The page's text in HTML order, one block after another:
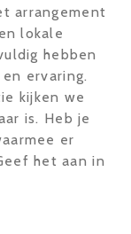
arrangement
lokale
hebben
ervaring.
kijken we
is. Heb je
er
het aan in